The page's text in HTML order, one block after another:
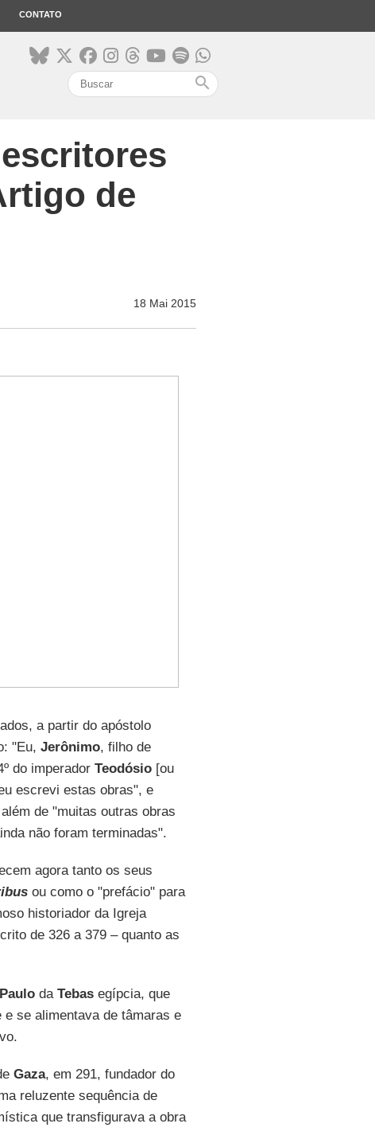
CONTATO
search
de
18 Mai 2015
a partir do apóstolo
"Eu, Jerônimo, filho de
do imperador Teodósio[ou
escrevi estas obras", e
de "muitas outras obras
não foram terminadas".
agora tanto os seus
ou como o "prefácio" para
historiador da Igreja
de 326 a 379 – quanto as
da Tebasegípcia, que
se alimentava de tâmaras e
Gaza, em 291, fundador do
reluzente sequência de
que transfigurava a obra